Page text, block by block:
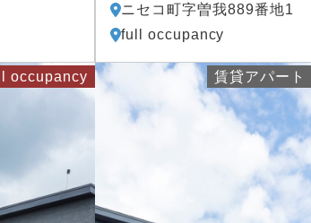
ニセコ町字曽我889番地1
full occupancy
occupancy 賃貸アパート